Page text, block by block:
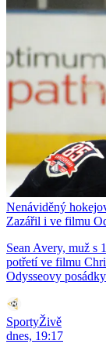
Nenáviděný
Zazářil i ve filmu
Sean Avery, muž s
potřetí ve filmu
Odysseovy
SportyŽivě
dnes, 19:17